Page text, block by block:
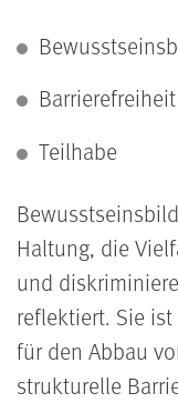
Barrierefreiheit
Teilhabe
Haltung, die
und
reflektiert. Sie
für den Abbau
strukturelle